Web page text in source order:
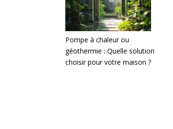
Pompe à chaleur ou
géothermie : Quelle solution
choisir pour votre maison ?